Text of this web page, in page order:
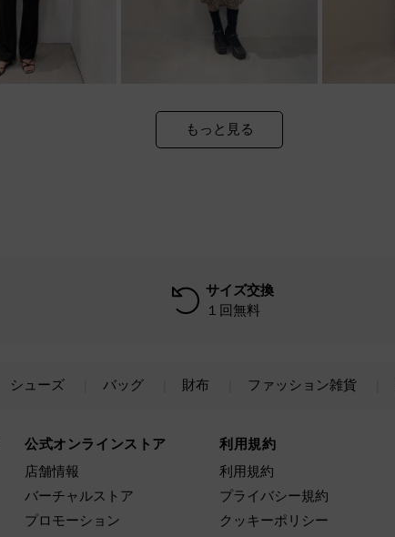
もっと見る
サイズ交換
１回無料
シューズ バッグ 財布 ファッション雑貨
公式オンラインストア
店舗情報
バーチャルストア
プロモーション
利用規約
利用規約
プライバシー規約
クッキーポリシー